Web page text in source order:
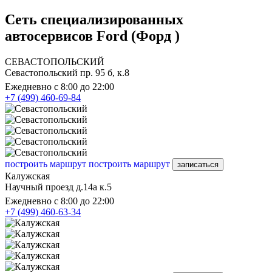
Сеть специализированных
автосервисов Ford (Форд )
СЕВАСТОПОЛЬСКИЙ
Севастопольский пр. 95 б, к.8
Ежедневно с 8:00 до 22:00
+7 (499) 460-69-84
построить маршрут построить маршрут записаться
Калужская
Научный проезд д.14а к.5
Ежедневно с 8:00 до 22:00
+7 (499) 460-63-34